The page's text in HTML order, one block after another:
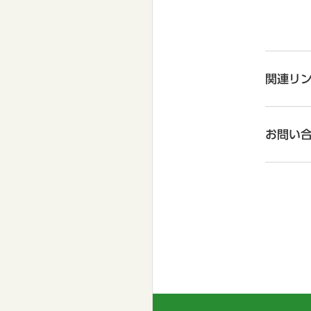
関連リ
お問い